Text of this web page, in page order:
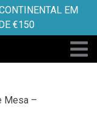
EM
€150
Mesa –